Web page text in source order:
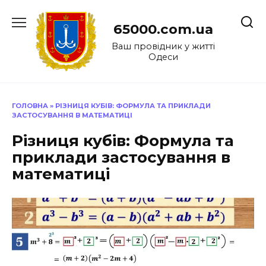
до
65000.com.ua
Ваш провідник у житті
Одеси
ГОЛОВНА » РІЗНИЦЯ КУБІВ: ФОРМУЛА ТА ПРИКЛАДИ
ЗАСТОСУВАННЯ В МАТЕМАТИЦІ
Різниця кубів: Формула та
приклади застосування в
математиці